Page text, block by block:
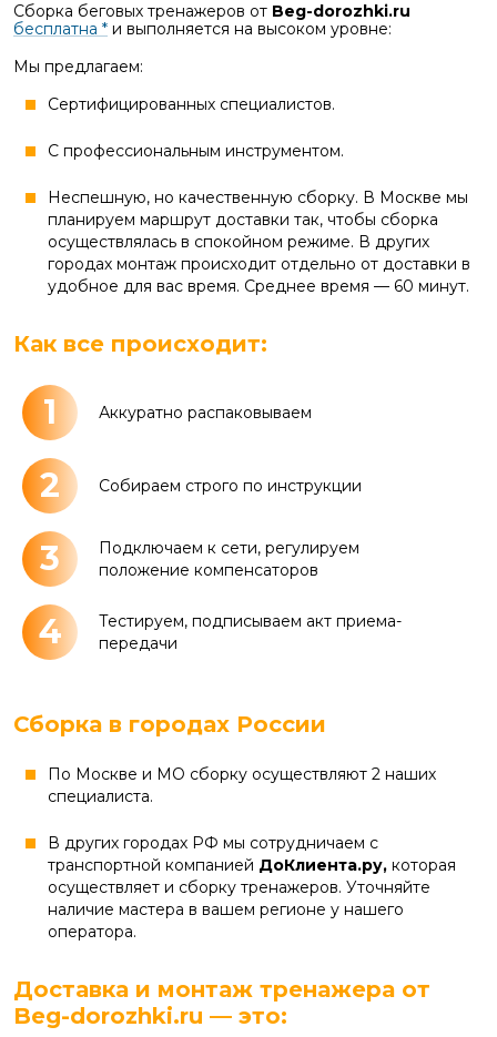
Сборка беговых тренажеров от Beg-dorozhki.ru
бесплатна * и выполняется на высоком уровне:
Мы предлагаем:
Сертифицированных специалистов.
С профессиональным инструментом.
Неспешную, но качественную сборку. В Москве мы
планируем маршрут доставки так, чтобы сборка
осуществлялась в спокойном режиме. В других
городах монтаж происходит отдельно от доставки в
удобное для вас время. Среднее время — 60 минут.
Как все происходит:
1 Аккуратно распаковываем
2 Собираем строго по инструкции
3
Подключаем к сети, регулируем
положение компенсаторов
4
Тестируем, подписываем акт приема-
передачи
Сборка в городах России
По Москве и МО сборку осуществляют 2 наших
специалиста.
В других городах РФ мы сотрудничаем с
транспортной компанией ДоКлиента.ру, которая
осуществляет и сборку тренажеров. Уточняйте
наличие мастера в вашем регионе у нашего
оператора.
Доставка и монтаж тренажера от
Beg-dorozhki.ru — это: